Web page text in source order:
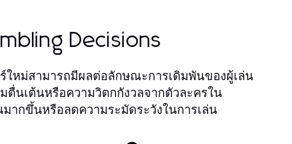
Decisions
หม่สามารถมีผลต่อลักษณะการเดิมพันของผู้เล่น
ตื่นเต้นหรือความวิตกกังวลจากตัวละครใน
ากขึ้นหรือลดความระมัดระวังในการเล่น